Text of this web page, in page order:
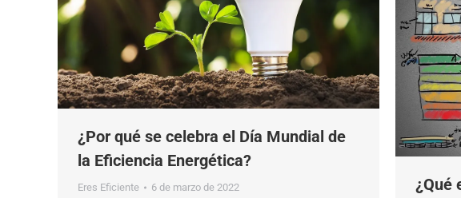
¿Por qué se celebra el Día Mundial de
la Eficiencia Energética?
Eres Eficiente 6 de marzo de 2022
¿Qué